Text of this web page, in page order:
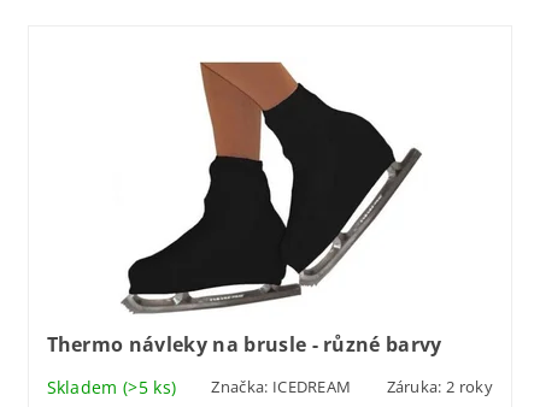
Thermo návleky na brusle - různé barvy
Skladem(>5 ks) Značka: ICEDREAM Záruka: 2 roky